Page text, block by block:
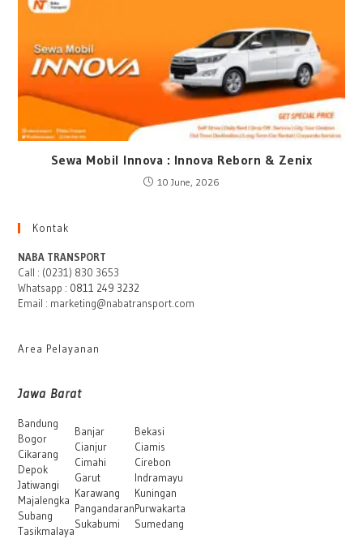
Sewa Mobil Innova : Innova Reborn & Zenix
10 June, 2026
Kontak
NABA TRANSPORT
Call : (0231) 830 3653
Whatsapp : 0811 249 3232
Email : marketing@nabatransport.com
Area Pelayanan
Jawa Barat
Bandung
Bogor
Cikarang
Depok
Jatiwangi
Majalengka
Subang
Tasikmalaya
Banjar
Cianjur
Cimahi
Garut
Karawang
Pangandaran
Sukabumi
Bekasi
Ciamis
Cirebon
Indramayu
Kuningan
Purwakarta
Sumedang